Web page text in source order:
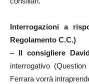
Interrogazioni a
Regolamento C.C.)
– Il consigliere
interrogativo
Ferrara vorrà